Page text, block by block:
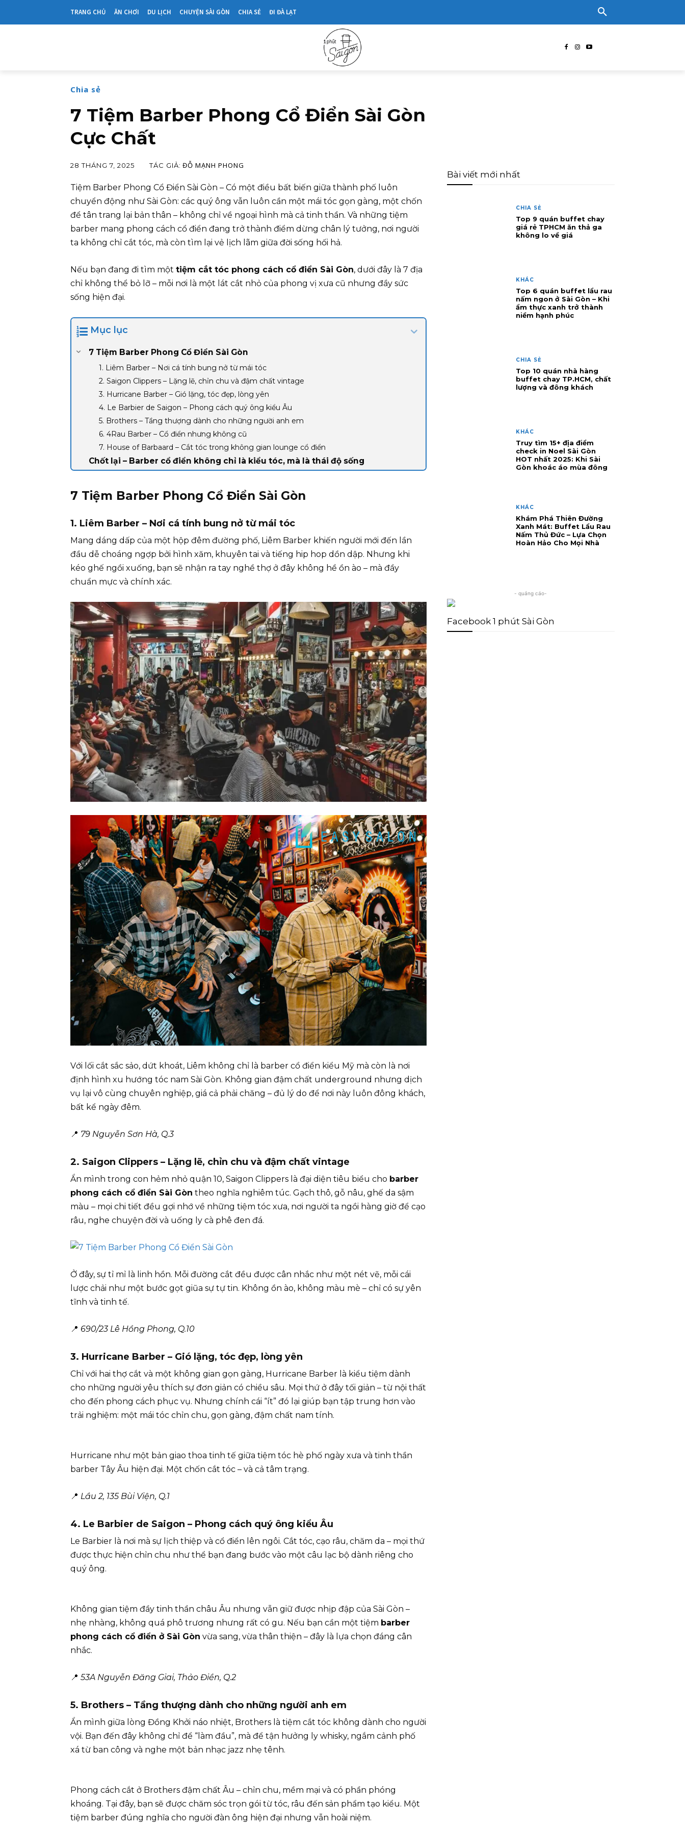
TRANG CHỦ ĂN CHƠI DU LỊCH CHUYỆN SÀI GÒN CHIA SẺ ĐI ĐÀ LẠT
Chia sẻ
7 Tiệm Barber Phong Cổ Điển Sài Gòn
Cực Chất
28 THÁNG 7, 2025 TÁC GIẢ: ĐỖ MẠNH PHONG
Tiệm Barber Phong Cổ Điển Sài Gòn – Có một điều bất biến giữa thành phố luôn
chuyển động như Sài Gòn: các quý ông vẫn luôn cần một mái tóc gọn gàng, một chốn
để tân trang lại bản thân – không chỉ về ngoại hình mà cả tinh thần. Và những tiệm
barber mang phong cách cổ điển đang trở thành điểm dừng chân lý tưởng, nơi người
ta không chỉ cắt tóc, mà còn tìm lại vẻ lịch lãm giữa đời sống hối hả.
Nếu bạn đang đi tìm một tiệm cắt tóc phong cách cổ điển Sài Gòn, dưới đây là 7 địa
chỉ không thể bỏ lỡ – mỗi nơi là một lát cắt nhỏ của phong vị xưa cũ nhưng đầy sức
sống hiện đại.
Mục lục
7 Tiệm Barber Phong Cổ Điển Sài Gòn
1. Liêm Barber – Nơi cá tính bung nở từ mái tóc
2. Saigon Clippers – Lặng lẽ, chỉn chu và đậm chất vintage
3. Hurricane Barber – Gió lặng, tóc đẹp, lòng yên
4. Le Barbier de Saigon – Phong cách quý ông kiểu Âu
5. Brothers – Tầng thượng dành cho những người anh em
6. 4Rau Barber – Cổ điển nhưng không cũ
7. House of Barbaard – Cắt tóc trong không gian lounge cổ điển
Chốt lại – Barber cổ điển không chỉ là kiểu tóc, mà là thái độ sống
7 Tiệm Barber Phong Cổ Điển Sài Gòn
1. Liêm Barber – Nơi cá tính bung nở từ mái tóc
Mang dáng dấp của một hộp đêm đường phố, Liêm Barber khiến người mới đến lần
đầu dễ choáng ngợp bởi hình xăm, khuyên tai và tiếng hip hop dồn dập. Nhưng khi
kéo ghế ngồi xuống, bạn sẽ nhận ra tay nghề thợ ở đây không hề ồn ào – mà đầy
chuẩn mực và chính xác.
Với lối cắt sắc sảo, dứt khoát, Liêm không chỉ là barber cổ điển kiểu Mỹ mà còn là nơi
định hình xu hướng tóc nam Sài Gòn. Không gian đậm chất underground nhưng dịch
vụ lại vô cùng chuyên nghiệp, giá cả phải chăng – đủ lý do để nơi này luôn đông khách,
bất kể ngày đêm.
📍 79 Nguyễn Sơn Hà, Q.3
2. Saigon Clippers – Lặng lẽ, chỉn chu và đậm chất vintage
Ẩn mình trong con hẻm nhỏ quận 10, Saigon Clippers là đại diện tiêu biểu cho barber
phong cách cổ điển Sài Gòn theo nghĩa nghiêm túc. Gạch thô, gỗ nâu, ghế da sậm
màu – mọi chi tiết đều gợi nhớ về những tiệm tóc xưa, nơi người ta ngồi hàng giờ để cạo
râu, nghe chuyện đời và uống ly cà phê đen đá.
Ở đây, sự tỉ mỉ là linh hồn. Mỗi đường cắt đều được cân nhắc như một nét vẽ, mỗi cái
lược chải như một bước gọt giũa sự tự tin. Không ồn ào, không màu mè – chỉ có sự yên
tĩnh và tinh tế.
📍 690/23 Lê Hồng Phong, Q.10
3. Hurricane Barber – Gió lặng, tóc đẹp, lòng yên
Chỉ với hai thợ cắt và một không gian gọn gàng, Hurricane Barber là kiểu tiệm dành
cho những người yêu thích sự đơn giản có chiều sâu. Mọi thứ ở đây tối giản – từ nội thất
cho đến phong cách phục vụ. Nhưng chính cái “ít” đó lại giúp bạn tập trung hơn vào
trải nghiệm: một mái tóc chỉn chu, gọn gàng, đậm chất nam tính.
Hurricane như một bản giao thoa tinh tế giữa tiệm tóc hè phố ngày xưa và tinh thần
barber Tây Âu hiện đại. Một chốn cắt tóc – và cả tâm trạng.
📍 Lầu 2, 135 Bùi Viện, Q.1
4. Le Barbier de Saigon – Phong cách quý ông kiểu Âu
Le Barbier là nơi mà sự lịch thiệp và cổ điển lên ngôi. Cắt tóc, cạo râu, chăm da – mọi thứ
được thực hiện chỉn chu như thể bạn đang bước vào một câu lạc bộ dành riêng cho
quý ông.
Không gian tiệm đầy tinh thần châu Âu nhưng vẫn giữ được nhịp đập của Sài Gòn –
nhẹ nhàng, không quá phô trương nhưng rất có gu. Nếu bạn cần một tiệm barber
phong cách cổ điển ở Sài Gòn vừa sang, vừa thân thiện – đây là lựa chọn đáng cân
nhắc.
📍 53A Nguyễn Đăng Giai, Thảo Điền, Q.2
5. Brothers – Tầng thượng dành cho những người anh em
Ẩn mình giữa lòng Đồng Khởi náo nhiệt, Brothers là tiệm cắt tóc không dành cho người
vội. Bạn đến đây không chỉ để “làm đầu”, mà để tận hưởng ly whisky, ngắm cảnh phố
xá từ ban công và nghe một bản nhạc jazz nhẹ tênh.
Phong cách cắt ở Brothers đậm chất Âu – chỉn chu, mềm mại và có phần phóng
khoáng. Tại đây, bạn sẽ được chăm sóc trọn gói từ tóc, râu đến sản phẩm tạo kiểu. Một
tiệm barber đúng nghĩa cho người đàn ông hiện đại nhưng vẫn hoài niệm.
Bài viết mới nhất
CHIA SẺ
Top 9 quán buffet chay
giá rẻ TPHCM ăn thả ga
không lo về giá
KHÁC
Top 6 quán buffet lẩu rau
nấm ngon ở Sài Gòn – Khi
ẩm thực xanh trở thành
niềm hạnh phúc
CHIA SẺ
Top 10 quán nhà hàng
buffet chay TP.HCM, chất
lượng và đông khách
KHÁC
Truy tìm 15+ địa điểm
check in Noel Sài Gòn
HOT nhất 2025: Khi Sài
Gòn khoác áo mùa đông
KHÁC
Khám Phá Thiên Đường
Xanh Mát: Buffet Lẩu Rau
Nấm Thủ Đức – Lựa Chọn
Hoàn Hảo Cho Mọi Nhà
- quảng cáo-
Facebook 1 phút Sài Gòn